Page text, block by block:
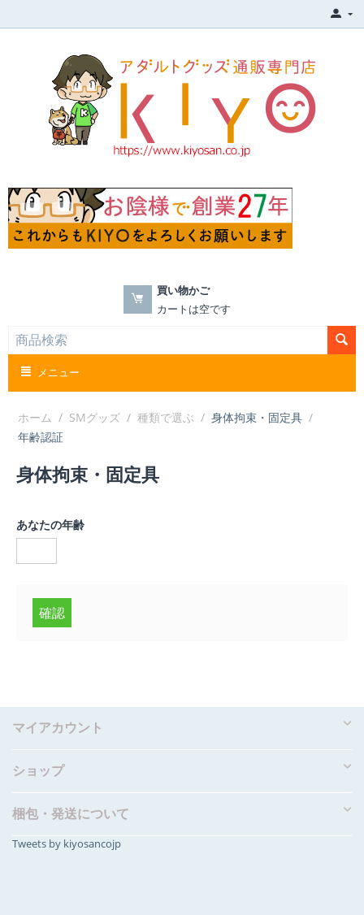
買い物かご
カートは空です
メニュー
ホーム / SMグッズ / 種類で選ぶ / 身体拘束・固定具 /
年齢認証
身体拘束・固定具
あなたの年齢
確認
マイアカウント
ショップ
梱包・発送について
Tweets by kiyosancojp